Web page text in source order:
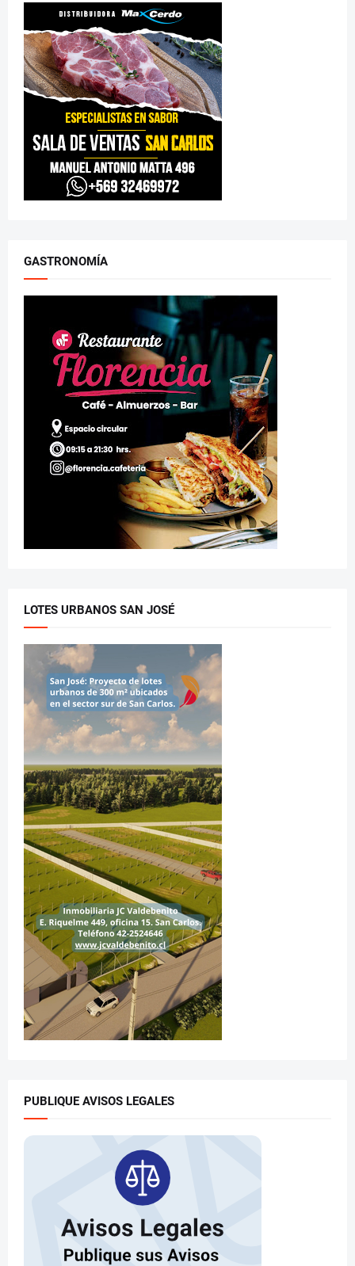
GASTRONOMÍA
LOTES URBANOS SAN JOSÉ
PUBLIQUE AVISOS LEGALES